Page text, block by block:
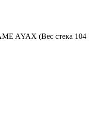
AYAX (Вес стека 104